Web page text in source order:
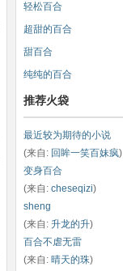
轻松百合
超甜的百合
甜百合
纯纯的百合
推荐火袋
最近较为期待的小说
(来自: 回眸一笑百妹疯)
变身百合
(来自: cheseqizi)
sheng
(来自: 升龙的升)
百合不虐无雷
(来自: 晴天的珠)